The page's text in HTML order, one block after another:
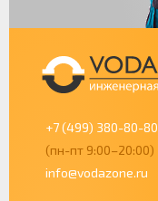
+7 (499) 380-80-80
(пн-пт 9:00–20:00)
info@vodazone.ru